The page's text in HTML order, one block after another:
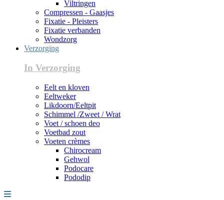
Viltringen
Compressen - Gaasjes
Fixatie - Pleisters
Fixatie verbanden
Wondzorg
Verzorging
In Verzorging
Eelt en kloven
Eeltweker
Likdoorn/Eeltpit
Schimmel /Zweet / Wrat
Voet / schoen deo
Voetbad zout
Voeten crèmes
Chirocream
Gehwol
Podocare
Pododip